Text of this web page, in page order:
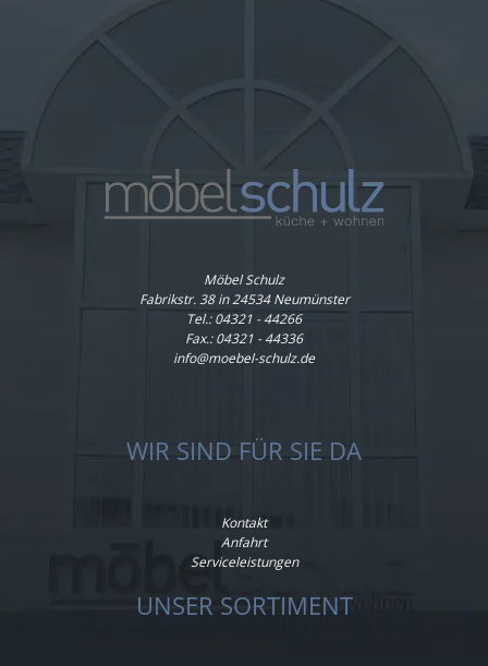
Möbel Schulz
Fabrikstr. 38 in 24534 Neumünster
Tel.:04321 - 44266
Fax.: 04321 - 44336
info@moebel-schulz.de
WIR SIND FÜR SIE DA
Kontakt
Anfahrt
Serviceleistungen
UNSER SORTIMENT